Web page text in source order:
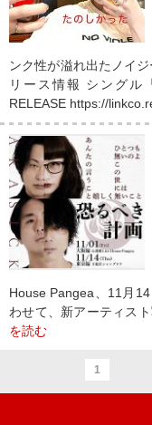
ンク性が溢れ出たノイ
リース情報 シングル
RELEASE https://
House Pangea、11月
わせて、新アーティス
を読む
1